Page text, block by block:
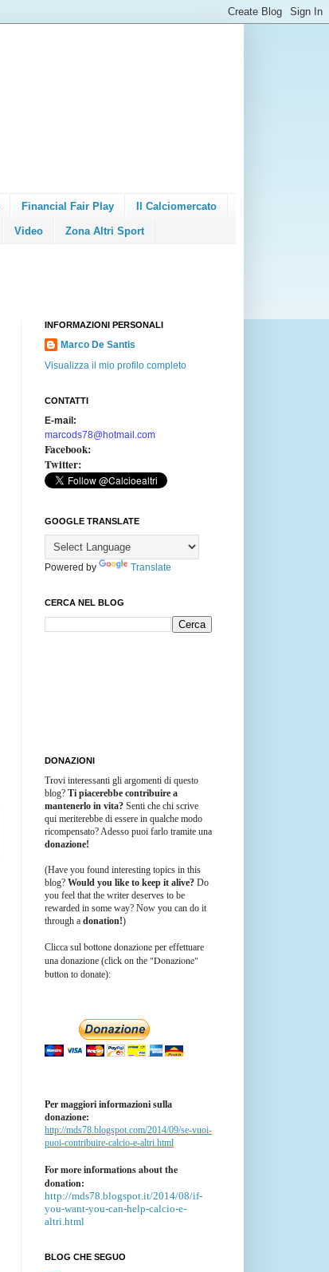
Financial Fair Play Il Calciomercato
Video Zona Altri Sport
INFORMAZIONI PERSONALI
Marco De Santis
Visualizza il mio profilo completo
CONTATTI
E-mail:
marcods78@hotmail.com
Facebook:
Twitter:
GOOGLE TRANSLATE
Powered by Translate
CERCA NEL BLOG
DONAZIONI
Trovi interessanti gli argomenti di questo
blog? Ti piacerebbe contribuire a
mantenerlo in vita? Senti che chi scrive
qui meriterebbe di essere in qualche modo
ricompensato? Adesso puoi farlo tramite una
donazione!
(Have you found interesting topics in this
blog? Would you like to keep it alive? Do
you feel that the writer deserves to be
rewarded in some way? Now you can do it
through a donation!)
Clicca sul bottone donazione per effettuare
una donazione (click on the "Donazione"
button to donate):
Per maggiori informazioni sulla
donazione:
http://mds78.blogspot.com/2014/09/se-vuoi-
puoi-contribuire-calcio-e-altri.html
For more informations about the
donation:
http://mds78.blogspot.it/2014/08/if-
you-want-you-can-help-calcio-e-
altri.html
BLOG CHE SEGUO